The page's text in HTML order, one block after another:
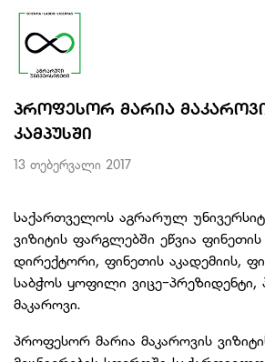
ᲞᲠᲝᲤᲔᲡᲝᲠ ᲛᲐᲠᲘᲐ
ᲙᲐᲛᲞᲣᲡᲨᲘ
13 თებერვალი 2017
საქართველოს აგრარულ
ვიზიტის ფარგლებში ეწვია
დირექტორი, ფინეთის აკადემიის,
საბჭოს ყოფილი ვიცე-
მაკაროვი.
პროფესორ მარია მაკაროვის